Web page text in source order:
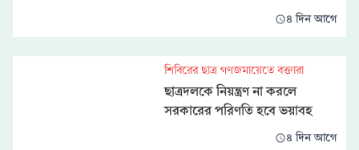
৪ দিন আগে
শিবিরের ছাত্র গণজমায়েতে বক্তারা
ছাত্রদলকে নিয়ন্ত্রণ না করলে
সরকারের পরিণতি হবে ভয়াবহ
৪ দিন আগে